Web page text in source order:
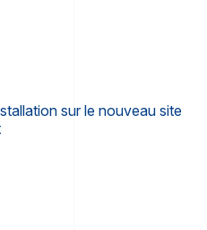
sur le nouveau site